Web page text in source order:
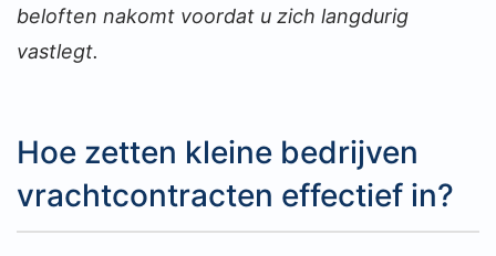
beloften nakomt voordat u zich langdurig
vastlegt.
Hoe zetten kleine bedrijven
vrachtcontracten effectief in?